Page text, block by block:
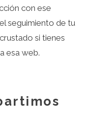
con ese
seguimiento de tu
si tienes
esa web.